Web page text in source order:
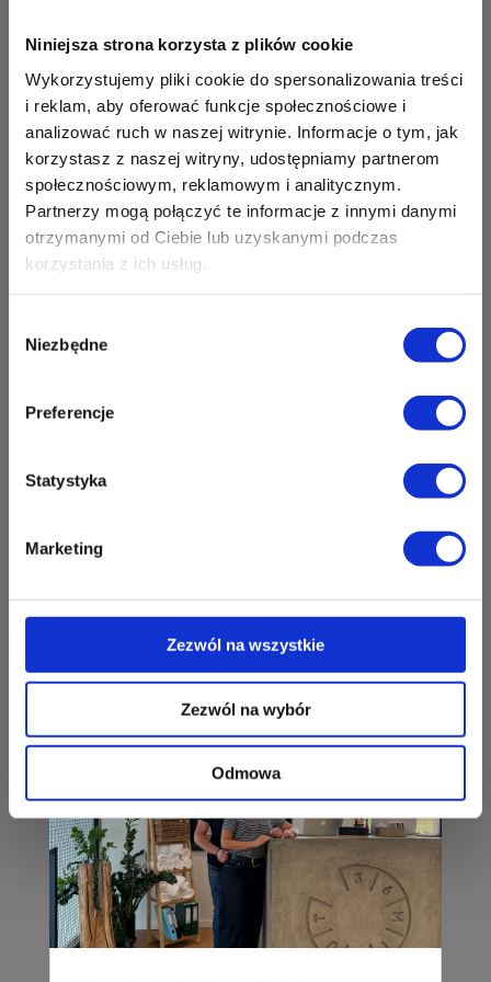
Niniejsza strona korzysta z plików cookie
Wykorzystujemy pliki cookie do spersonalizowania treści
i reklam, aby oferować funkcje społecznościowe i
analizować ruch w naszej witrynie. Informacje o tym, jak
korzystasz z naszej witryny, udostępniamy partnerom
społecznościowym, reklamowym i analitycznym.
Partnerzy mogą połączyć te informacje z innymi danymi
otrzymanymi od Ciebie lub uzyskanymi podczas
korzystania z ich usług.
zgody
Niezbędne
Preferencje
Statystyka
Marketing
Zezwól na wszystkie
Zezwól na wybór
Odmowa
36 MINUT Opole
ul. Grota Roweckiego 2
45-267 Opole
Zapisz mnie
36 MINUT Orunia Górna
ul. Srebrna 2
80-180 Gdańsk
ul. Głogowska 9
Zapisz mnie
Gminny Ośrodek Kultury Perła
26-052 Nowiny
Zapisz mnie
36 MINUT Plaza
ul. Zagnańska 88/2
25-558 Kielce
Zapisz mnie
36 MINUT Pleszew
63-300 Pleszew
Zapisz mnie
36 MINUT Podlesie
ul. Armii Krajowej 391
40-748 Katowice
Trening wytrzymałościowo-siłowy
czytaj dalej